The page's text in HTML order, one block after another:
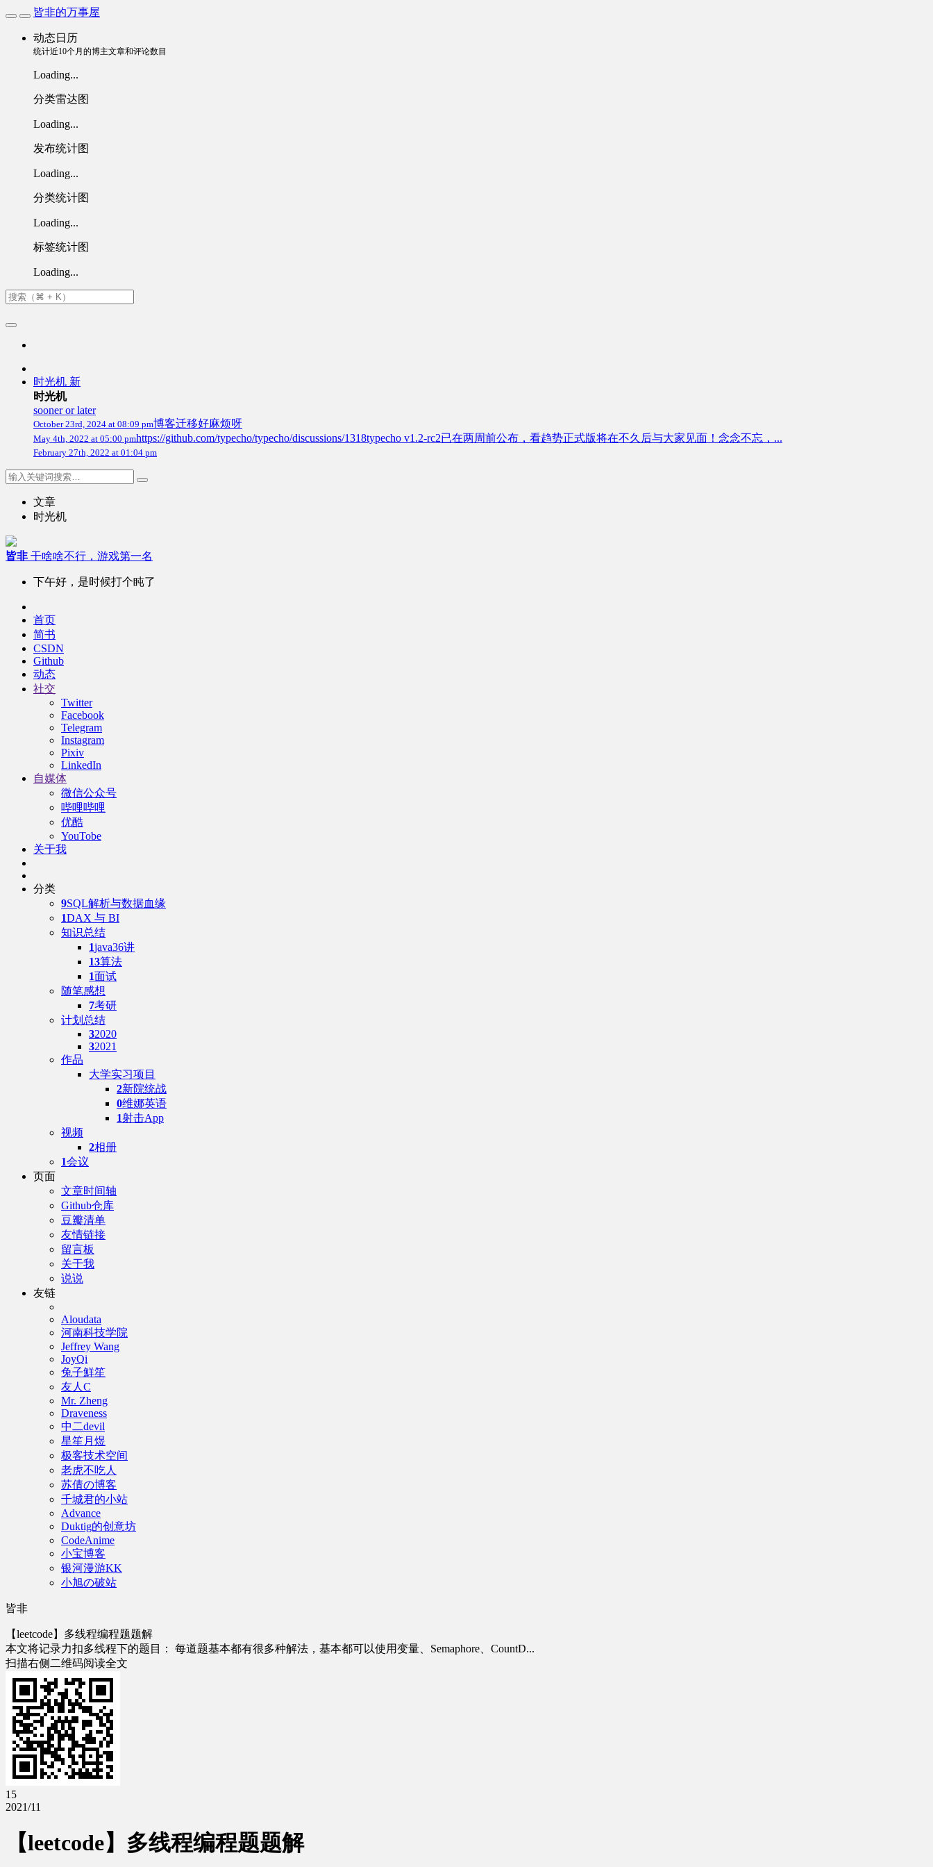
皆非的万事屋
动态日历
统计近10个月的博主文章和评论数目
Loading...
分类雷达图
Loading...
发布统计图
Loading...
分类统计图
Loading...
标签统计图
Loading...
时光机 新
时光机
sooner or later
October 23rd, 2024 at 08:09 pm博客迁移好麻烦呀
May 4th, 2022 at 05:00 pmhttps://github.com/typecho/typecho/discussions/1318typecho v1.2-rc2已在两周前公布，看趋势正式版将在不久后与大家见面！念念不忘，...
February 27th, 2022 at 01:04 pm
文章
时光机
皆非 干啥啥不行，游戏第一名
下午好，是时候打个盹了
首页
简书
CSDN
Github
动态
社交
Twitter
Facebook
Telegram
Instagram
Pixiv
LinkedIn
自媒体
微信公众号
哔哩哔哩
优酷
YouTobe
关于我
分类
9SQL解析与数据血缘
1DAX 与 BI
知识总结
1java36讲
13算法
1面试
随笔感想
7考研
计划总结
32020
32021
作品
大学实习项目
2新院统战
0维娜英语
1射击App
视频
2相册
1会议
页面
文章时间轴
Github仓库
豆瓣清单
友情链接
留言板
关于我
说说
友链
Aloudata
河南科技学院
Jeffrey Wang
JoyQi
兔子鮮笙
友人C
Mr. Zheng
Draveness
中二devil
星笙月煜
极客技术空间
老虎不吃人
苏倩の博客
千城君的小站
Advance
Duktig的创意坊
CodeAnime
小宝博客
银河漫游KK
小旭の破站
皆非
【leetcode】多线程编程题题解
本文将记录力扣多线程下的题目： 每道题基本都有很多种解法，基本都可以使用变量、Semaphore、CountD...
扫描右侧二维码阅读全文
15
2021/11
【leetcode】多线程编程题题解